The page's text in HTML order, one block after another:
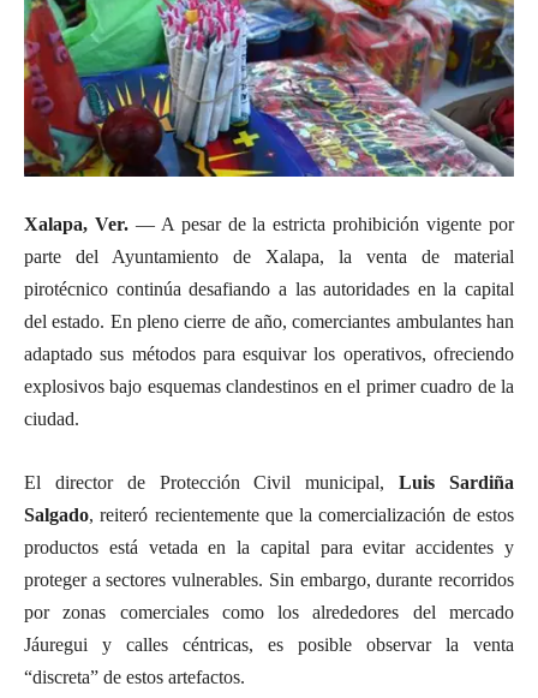
Xalapa, Ver.— A pesar de la estricta prohibición vigente por
parte del Ayuntamiento de Xalapa, la venta de material
pirotécnico continúa desafiando a las autoridades en la capital
del estado. En pleno cierre de año, comerciantes ambulantes han
adaptado sus métodos para esquivar los operativos, ofreciendo
explosivos bajo esquemas clandestinos en el primer cuadro de la
ciudad.
El director de Protección Civil municipal,Luis Sardiña
Salgado, reiteró recientemente que la comercialización de estos
productos está vetada en la capital para evitar accidentes y
proteger a sectores vulnerables. Sin embargo, durante recorridos
por zonas comerciales como los alrededores del mercado
Jáuregui y calles céntricas, es posible observar la venta
“discreta” de estos artefactos.